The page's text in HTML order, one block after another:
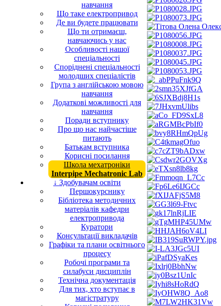
навчання
Що таке електропривод
Де ви будете працювати
Що ти отримаєш,
навчаючись у нас
Особливості нашої
спеціальності
Споріднені спеціальності
молодших спеціалістів
Група з англійською мовою
навчання
Додаткові можливості для
навчання
Поради вступнику
Про що нас найчастіше
питають
Батькам вступника
Корисні посилання
Школа мехатроніки
Interpipe Mechatronic Lab
↓ Здобувачам освіти
Першокурснику
Бібліотека методичних
матеріалів кафедри
електропривода
Куратори
Консультації викладачів
Графіки та плани освітнього
процесу
Робочі програми та
силабуси дисциплін
Технічна документація
Для тих, хто вступає в
магістратуру